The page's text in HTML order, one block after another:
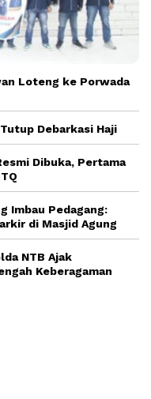
Loteng ke Porwada
Debarkasi Haji
Dibuka, Pertama
Imbau Pedagang:
di Masjid Agung
NTB Ajak
Keberagaman